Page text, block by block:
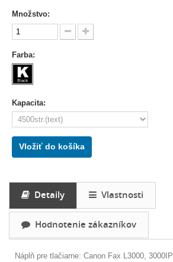
Množstvo:
Farba:
Kapacita:
Vložiť do košíka
Detaily Vlastnosti
Hodnotenie zákazníkov
Náplň pre tlačiarne: Canon Fax L3000, 3000IP